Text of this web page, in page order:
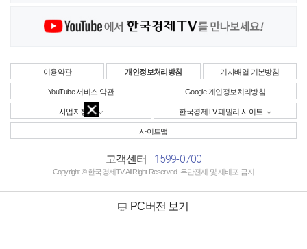
이용약관 개인정보처리방침 기사배열 기본방침
YouTube 서비스 약관 Google 개인정보처리방침
사업자정보 한국경제TV 패밀리 사이트
사이트맵
고객센터 1599-0700
Copyright © 한국경제TV All Right Reserved. 무단전재 및 재배포 금지
PC버전 보기